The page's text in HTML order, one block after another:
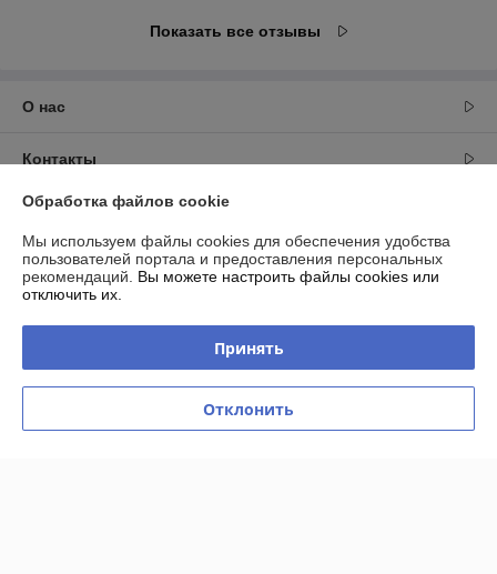
Показать все отзывы
О нас
Контакты
Доставка и оплата
График работы
Политика обработки cookies
Сайт создан на платформе Deal.by
Обработка файлов cookie
Мы используем файлы cookies для обеспечения удобства
пользователей портала и предоставления персональных
рекомендаций. Вы можете настроить файлы cookies или
отключить их.
Принять
Отклонить